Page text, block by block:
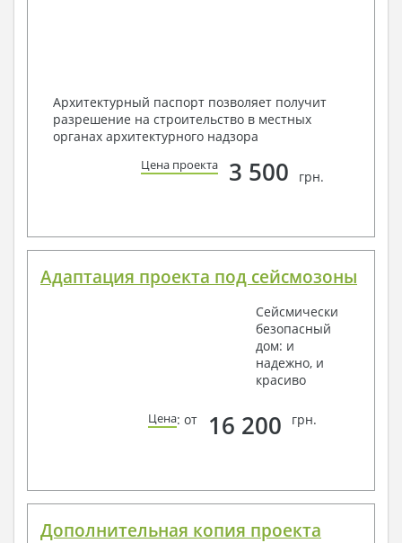
Архитектурный паспорт позволяет получит
разрешение на строительство в местных
органах архитектурного надзора
Цена проекта 3 500 грн.
Адаптация проекта под сейсмозоны
Сейсмически
безопасный
дом: и
надежно, и
красиво
Цена: от 16 200 грн.
Дополнительная копия проекта